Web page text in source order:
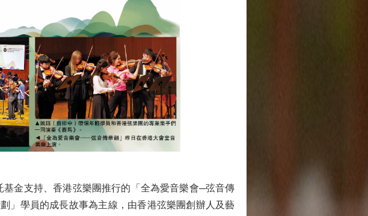
金支持、香港弦樂團推行的「全為愛音樂會─弦音傳
」學員的成長故事為主線，由香港弦樂團創辦人及藝